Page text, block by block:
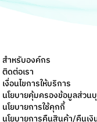
สำหรับองค์กร
ติดต่อเรา
เงื่อนไขการให้บริการ
นโยบายคุ้มครองข้อมูลส่วน
นโยบายการใช้คุกกี้
นโยบายการคืนสินค้า/คืนเงิ